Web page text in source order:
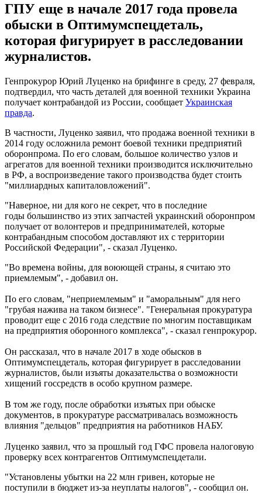
ГПУ еще в начале 2017 года провела
обыски в Оптимумспецдеталь,
которая фигурирует в расследовании
журналистов.
Генпрокурор Юрий Луценко на брифинге в среду, 27 февраля,
подтвердил, что часть деталей для военной техники Украина
получает контрабандой из России, сообщает Украинская
правда.
В частности, Луценко заявил, что продажа военной техники в
2014 году осложнила ремонт боевой техники предприятий
оборонпрома. По его словам, большое количество узлов и
агрегатов для военной техники производится исключительно
в РФ, а воспроизведение такого производства будет стоить
"миллиардных капиталовложений".
"Наверное, ни для кого не секрет, что в последние
годы большинство из этих запчастей украинский оборонпром
получает от волонтеров и предпринимателей, которые
контрабандным способом доставляют их с территории
Российской Федерации", - сказал Луценко.
"Во времена войны, для воюющей страны, я считаю это
приемлемым", - добавил он.
По его словам, "неприемлемым" и "аморальным" для него
"грубая нажива на таком бизнесе". "Генеральная прокуратура
проводит еще с 2016 года следствие по многим поставщикам
на предприятия оборонного комплекса", - сказал генпрокурор.
Он рассказал, что в начале 2017 в ходе обысков в
Оптимумспецдеталь, которая фигурирует в расследовании
журналистов, были изъяты доказательства о возможности
хищений госсредств в особо крупном размере.
В том же году, после обработки изъятых при обыске
документов, в прокуратуре рассматривалась возможность
влияния "дельцов" предприятия на работников НАБУ.
Луценко заявил, что за прошлый год ГФС провела налоговую
проверку всех контрагентов Оптимумспецдетали.
"Установлены убытки на 22 млн гривен, которые не
поступили в бюджет из-за неуплаты налогов", - сообщил он.